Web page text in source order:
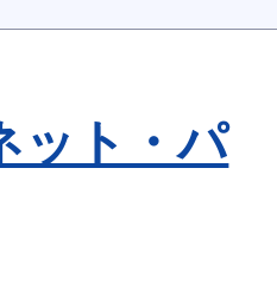
ット・パ